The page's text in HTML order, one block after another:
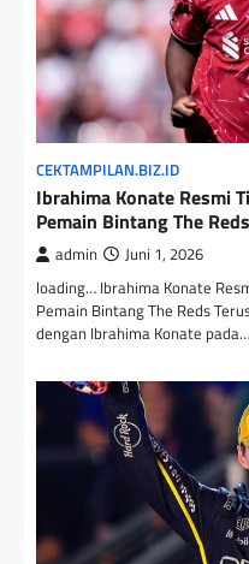
CEKTAMPILAN.BIZ.ID
Ibrahima Konate Resmi
Pemain Bintang The
admin Juni 1, 2026
loading… Ibrahima Konate
Pemain Bintang The Reds
dengan Ibrahima Konate pada…